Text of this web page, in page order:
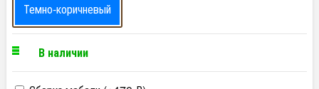
Темно-коричневый
В наличии